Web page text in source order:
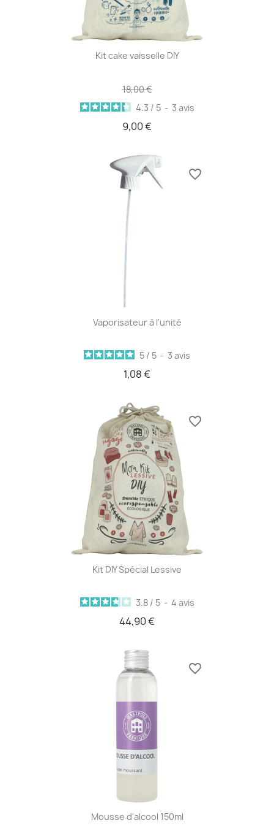
Kit cake vaisselle DIY
18,00 €
4.3 / 5 - 3 avis
9,00 €
Vaporisateur à l'unité
5 / 5 - 3 avis
1,08 €
favorite_border
Kit DIY Spécial Lessive
3.8 / 5 - 4 avis
44,90 €
favorite_border
Mousse d'alcool 150ml
favorite_border